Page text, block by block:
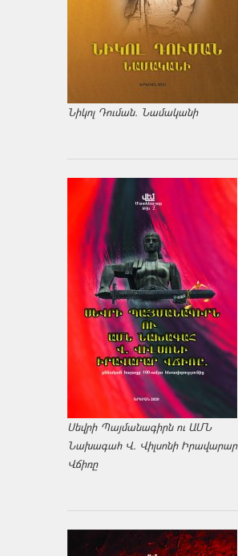
Նիկոլ Դուման. Նամականի
Սեվրի Պայմանագիրն ու ԱՄՆ
Նախագահ Վ. Վիլսոնի Իրավարար
Վճիռը